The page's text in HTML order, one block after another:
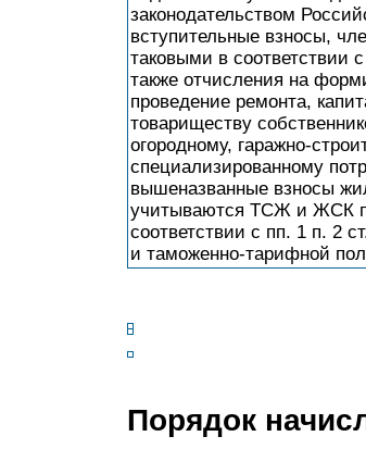
законодательством
вступительные взносы,
таковыми в соответствии
также отчисления на
проведение ремонта,
товариществу
огородному, гаражно-
специализированному
вышеназванные взносы
учитываются ТСЖ и ЖСК
соответствии с пп. 1 п. 2
и таможенно-тарифной
Порядок